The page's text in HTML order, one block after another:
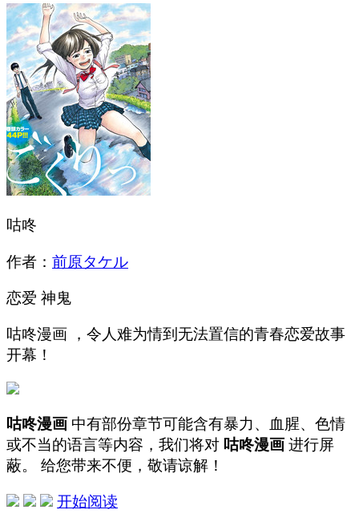
咕咚
作者： 前原タケル
恋爱 神鬼
咕咚漫画 ，令人难为情到无法置信的青春恋爱故事
开幕！
咕咚漫画 中有部份章节可能含有暴力、血腥、色情
或不当的语言等内容，我们将对 咕咚漫画 进行屏
蔽。 给您带来不便，敬请谅解！
开始阅读